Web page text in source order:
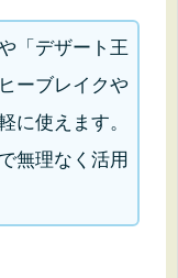
「デザート王
ーブレイクや
に使えます。
無理なく活用